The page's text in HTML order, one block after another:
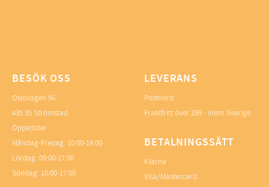
BESÖK OSS
Oslovägen 56
435 35 Strömstad
Öppettider
Måndag-Fredag: 10:00-19:00
Lördag: 09:00-17:00
Söndag: 10:00-17:00
LEVERANS
Postnord
Fraktfritt över 299.- inom Sverige
BETALNINGSSÄTT
Klarna
Visa/Mastercard